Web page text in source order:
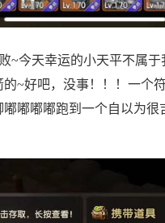
~今天幸运的小天平不属
~好吧，没事！！！一个
嘟嘟嘟跑到一个自以为